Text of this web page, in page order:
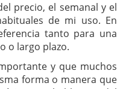
precio, el semanal y el
de mi uso. En
tanto para una
o largo plazo.
y que muchos
forma o manera que